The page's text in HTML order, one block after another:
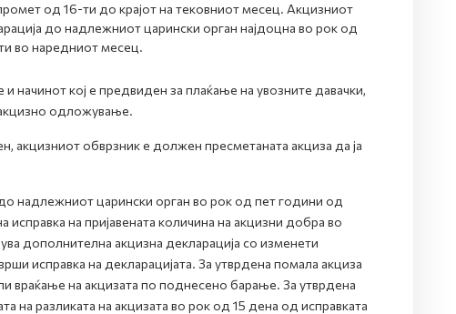
од 16-ти до крајот на тековниот месец. Акцизниот
до надлежниот царински орган најдоцна во рок од
во наредниот месец.
начинот кој е предвиден за плаќање на увозните давачки,
одложување.
акцизниот обврзник е должен пресметаната акциза да ја
надлежниот царински орган во рок од пет години од
на пријавената количина на акцизни добра во
дополнителна акцизна декларација со изменети
исправка на декларацијата. За утврдена помала акциза
враќање на акцизата по поднесено барање. За утврдена
на разликата на акцизата во рок од 15 дена од исправката